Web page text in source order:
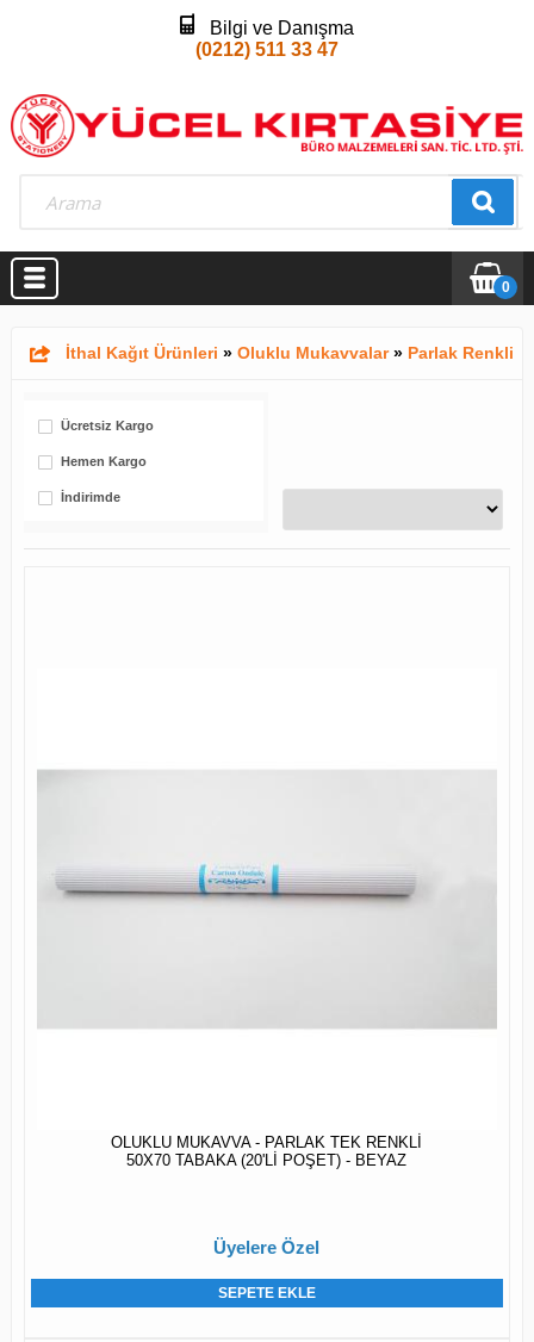
Bilgi ve Danışma
(0212) 511 33 47
0
İthal Kağıt Ürünleri » Oluklu Mukavvalar» Parlak Renkli
Ücretsiz Kargo
Hemen Kargo
İndirimde
OLUKLU MUKAVVA - PARLAK TEK RENKLİ
50X70 TABAKA (20'Lİ POŞET) - BEYAZ
Üyelere Özel
SEPETE EKLE